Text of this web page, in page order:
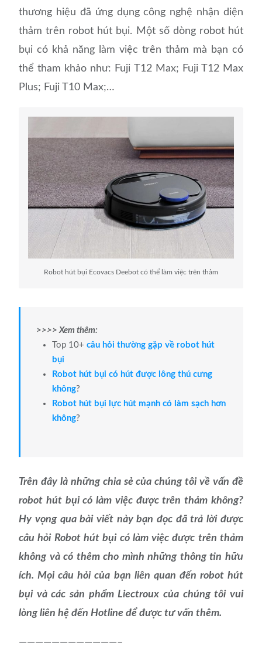
thương hiệu đã ứng dụng công nghệ nhận diện
thảm trên robot hút bụi. Một số dòng robot hút
bụi có khả năng làm việc trên thảm mà bạn có
thể tham khảo như: Fuji T12 Max; Fuji T12 Max
Plus; Fuji T10 Max;…
Robot hút bụi Ecovacs Deebot có thể làm việc trên thảm
>>>> Xem thêm:
Top 10+ câu hỏi thường gặp về robot hút
bụi
Robot hút bụi có hút được lông thú cưng
không?
Robot hút bụi lực hút mạnh có làm sạch hơn
không?
Trên đây là những chia sẻ của chúng tôi về vấn đề
robot hút bụi có làm việc được trên thảm không?
Hy vọng qua bài viết này bạn đọc đã trả lời được
câu hỏi Robot hút bụi có làm việc được trên thảm
không và có thêm cho mình những thông tin hữu
ích. Mọi câu hỏi của bạn liên quan đến robot hút
bụi và các sản phẩm Liectroux của chúng tôi vui
lòng liên hệ đến Hotline để được tư vấn thêm.
————————————–